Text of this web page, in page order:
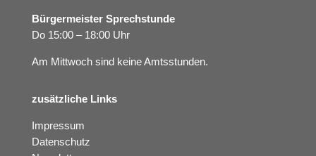
Bürgermeister Sprechstunde
Do 15:00 – 18:00 Uhr
Am Mittwoch sind keine Amtsstunden.
zusätzliche Links
Impressum
Datenschutz